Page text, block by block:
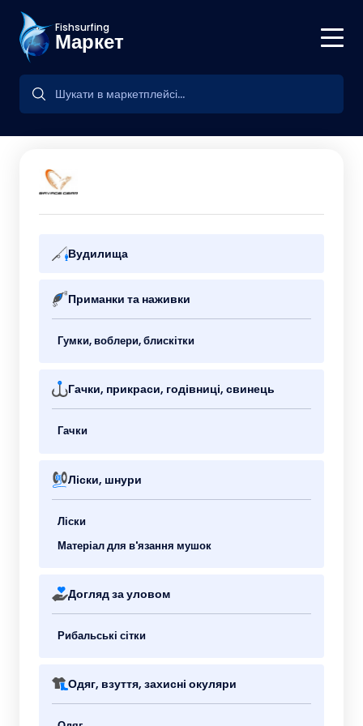
Fishsurfing
Маркет
Вудилища
Приманки та наживки
Гумки, воблери, блискітки
Гачки, прикраси, годівниці, свинець
Гачки
Ліски, шнури
Ліски
Матеріал для в'язання мушок
Догляд за уловом
Рибальські сітки
Одяг, взуття, захисні окуляри